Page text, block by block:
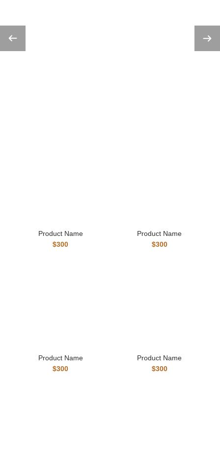
Product Name
$300
Product Name
$300
Product Name
$300
Product Name
$300